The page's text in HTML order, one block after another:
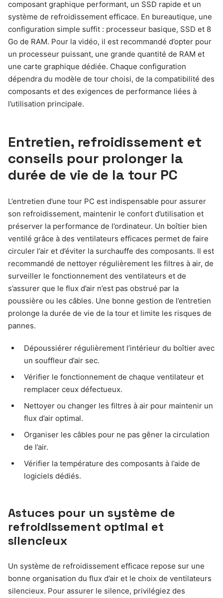
composant graphique performant, un SSD rapide et un
système de refroidissement efficace. En bureautique, une
configuration simple suffit : processeur basique, SSD et 8
Go de RAM. Pour la vidéo, il est recommandé d’opter pour
un processeur puissant, une grande quantité de RAM et
une carte graphique dédiée. Chaque configuration
dépendra du modèle de tour choisi, de la compatibilité des
composants et des exigences de performance liées à
l’utilisation principale.
Entretien, refroidissement et
conseils pour prolonger la
durée de vie de la tour PC
L’entretien d’une tour PC est indispensable pour assurer
son refroidissement, maintenir le confort d’utilisation et
préserver la performance de l’ordinateur. Un boîtier bien
ventilé grâce à des ventilateurs efficaces permet de faire
circuler l’air et d’éviter la surchauffe des composants. Il est
recommandé de nettoyer régulièrement les filtres à air, de
surveiller le fonctionnement des ventilateurs et de
s’assurer que le flux d’air n’est pas obstrué par la
poussière ou les câbles. Une bonne gestion de l’entretien
prolonge la durée de vie de la tour et limite les risques de
pannes.
Dépoussiérer régulièrement l’intérieur du boîtier avec
un souffleur d’air sec.
Vérifier le fonctionnement de chaque ventilateur et
remplacer ceux défectueux.
Nettoyer ou changer les filtres à air pour maintenir un
flux d’air optimal.
Organiser les câbles pour ne pas gêner la circulation
de l’air.
Vérifier la température des composants à l’aide de
logiciels dédiés.
Astuces pour un système de
refroidissement optimal et
silencieux
Un système de refroidissement efficace repose sur une
bonne organisation du flux d’air et le choix de ventilateurs
silencieux. Pour assurer le silence, privilégiez des